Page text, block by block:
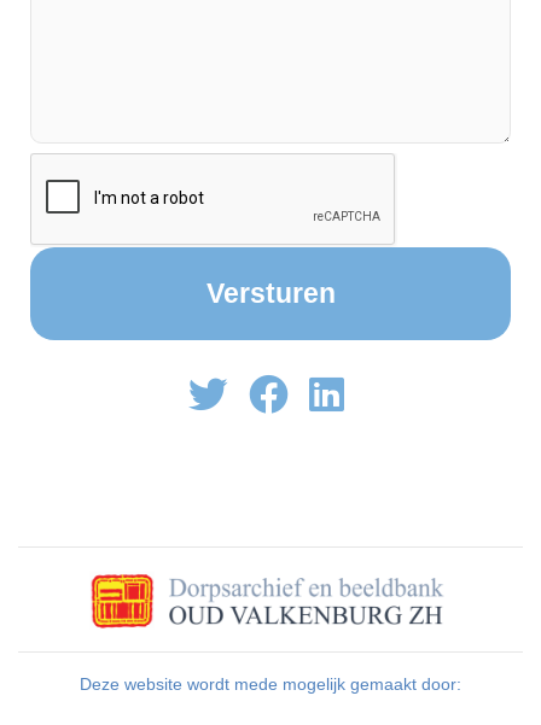
Deze website wordt mede mogelijk gemaakt door: